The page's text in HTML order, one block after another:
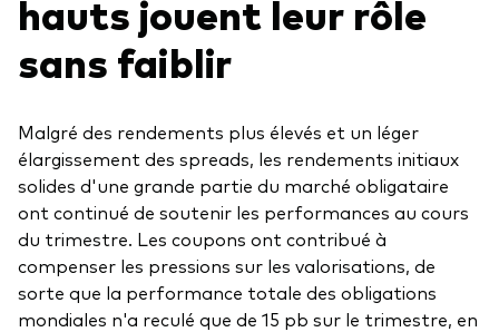
hauts jouent leur rôle
sans faiblir
Malgré des rendements plus élevés et un léger
élargissement des spreads, les rendements initiaux
solides d'une grande partie du marché obligataire
ont continué de soutenir les performances au cours
du trimestre. Les coupons ont contribué à
compenser les pressions sur les valorisations, de
sorte que la performance totale des obligations
mondiales n'a reculé que de 15 pb sur le trimestre, en